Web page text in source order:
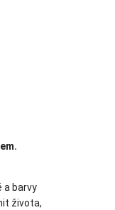
a barvy
života,